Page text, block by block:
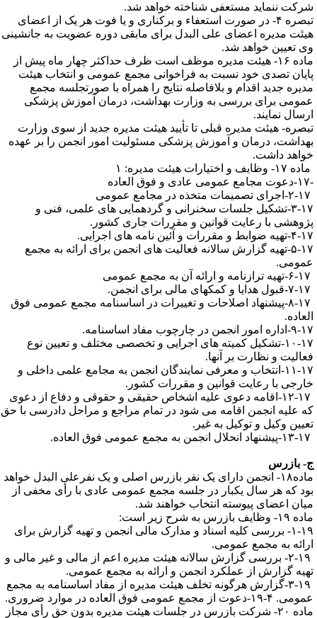
ننماید مستعفی شناخته خواهد شد.
تبصره ۴- در صورت استعفاء و برکناری و یا فوت هر یک از اعضای
مدیره اعضای علی البدل برای مابقی دوره عضویت به جانشینی
تعیین خواهد شد.
ماده ۱۶- هیئت مدیره موظف است ظرف حداکثر چهار ماه پیش از
تصدی خود نسبت به فراخوانی مجمع عمومی و انتخاب هیئت
جدید اقدام و بلافاصله نتایج را همراه با صورتجلسه مجمع
برای بررسی به وزارت بهداشت، درمان آموزش پزشکی
نمایند.
هیئت مدیره قبلی تا تأیید هیئت مدیره جدید از سوی وزارت
درمان و آموزش پزشکی مسئولیت امور انجمن را بر عهده
داشت.
وظایف و اختیارات هیئت مدیره: ۱
۳-۱۷-تشکیل جلسات سخنرانی و گردهمایی های علمی، فنی و
با رعایت قوانین و مقررات جاری کشور.
و مقررات و آئین نامه های اجرایی.
۵-۱۷-تهیه گزارش سالانه فعالیت های انجمن برای ارائه به مجمع
۸-۱۷-پیشنهاد اصلاحات و تغییرات در اساسنامه مجمع عمومی فوق
انجمن در چارچوب مفاد اساسنامه.
۱۰-۱۷-تشکیل کمیته های اجرایی و تخصصی مختلف و تعیین نوع
و نظارت بر آنها.
۱۱-۱۷-انتخاب و معرفی نمایندگان انجمن به مجامع علمی داخلی و
با رعایت قوانین و مقررات کشور.
۱۲-۱۷-اقامه دعوی علیه اشخاص حقیقی و حقوقی و دفاع از دعوی
علیه انجمن اقامه می شود در تمام مراجع و مراحل دادرسی با حق
وکیل و توکیل به غیر.
بازرس
ماده۱۸- انجمن دارای یک نفر بازرس اصلی و یک نفرعلی البدل خواهد
که هر سال یکبار در جلسه مجمع عمومی عادی با رأی مخفی از
اعضای پیوسته انتخاب خواهند شد.
وظایف بازرس به شرح زیر است:
۱-۱۹- بررسی کلیه اسناد و مدارک مالی انجمن و تهیه گزارش برای
به مجمع عمومی.
۲-۱۹- بررسی گزارش سالانه هیئت مدیره اعم از مالی و غیر مالی و
گزارش از عملکرد انجمن و ارائه به مجمع عمومی.
۳-۱۹-گزارش هرگونه تخلف هیئت مدیره از مفاد اساسنامه به مجمع
۱۹-دعوت از مجمع عمومی فوق العاده در موارد ضروری.
ماده ۲۰- شرکت بازرس در جلسات هیئت مدیره بدون حق رأی مجاز